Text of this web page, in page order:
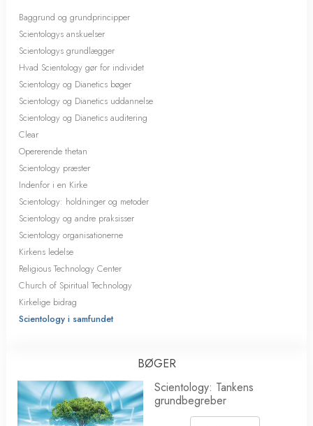
Baggrund og grundprincipper
Scientologys anskuelser
Scientologys grundlægger
Hvad Scientology gør for individet
Scientology og Dianetics bøger
Scientology og Dianetics uddannelse
Scientology og Dianetics auditering
Clear
Opererende thetan
Scientology præster
Indenfor i en Kirke
Scientology: holdninger og metoder
Scientology og andre praksisser
Scientology organisationerne
Kirkens ledelse
Religious Technology Center
Church of Spiritual Technology
Kirkelige bidrag
Scientology i samfundet
BØGER
Scientology: Tankens
grundbegreber